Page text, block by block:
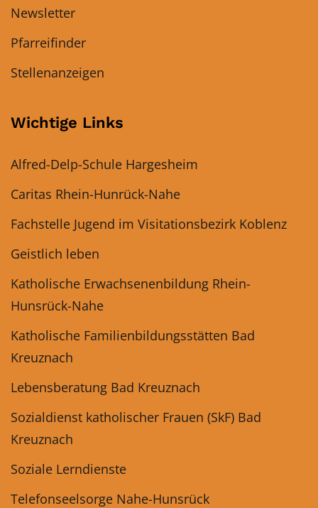
Newsletter
Pfarreifinder
Stellenanzeigen
Wichtige Links
Alfred-Delp-Schule Hargesheim
Caritas Rhein-Hunrück-Nahe
Fachstelle Jugend im Visitationsbezirk Koblenz
Geistlich leben
Katholische Erwachsenenbildung Rhein-
Hunsrück-Nahe
Katholische Familienbildungsstätten Bad
Kreuznach
Lebensberatung Bad Kreuznach
Sozialdienst katholischer Frauen (SkF) Bad
Kreuznach
Soziale Lerndienste
Telefonseelsorge Nahe-Hunsrück